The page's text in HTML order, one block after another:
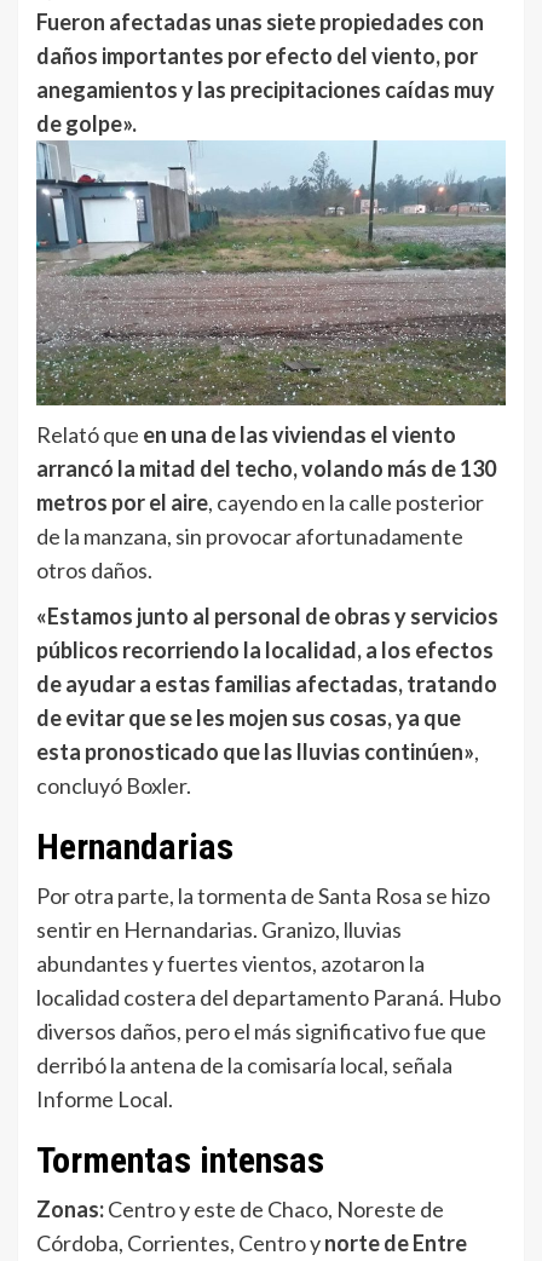
Fueron afectadas unas siete propiedades con
daños importantes por efecto del viento, por
anegamientos y las precipitaciones caídas muy
de golpe».
Relató que en una de las viviendas el viento
arrancó la mitad del techo, volando más de 130
metros por el aire, cayendo en la calle posterior
de la manzana, sin provocar afortunadamente
otros daños.
«Estamos junto al personal de obras y servicios
públicos recorriendo la localidad, a los efectos
de ayudar a estas familias afectadas, tratando
de evitar que se les mojen sus cosas, ya que
esta pronosticado que las lluvias continúen»,
concluyó Boxler.
Hernandarias
Por otra parte, la tormenta de Santa Rosa se hizo
sentir en Hernandarias. Granizo, lluvias
abundantes y fuertes vientos, azotaron la
localidad costera del departamento Paraná. Hubo
diversos daños, pero el más significativo fue que
derribó la antena de la comisaría local, señala
Informe Local.
Tormentas intensas
Zonas:Centro y este de Chaco, Noreste de
Córdoba, Corrientes, Centro ynorte de Entre